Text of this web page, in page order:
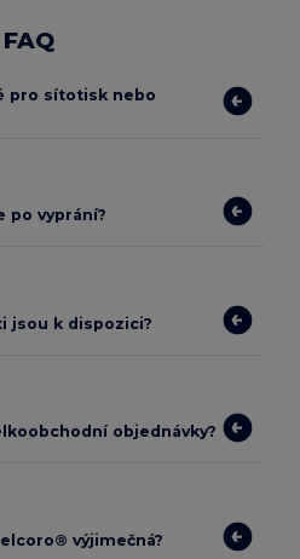
FAQ
pro sítotisk nebo
po vyprání?
jsou k dispozici?
objednávky?
výjimečná?